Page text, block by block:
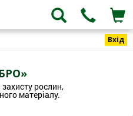
Вхід
рослин,
матеріалу.